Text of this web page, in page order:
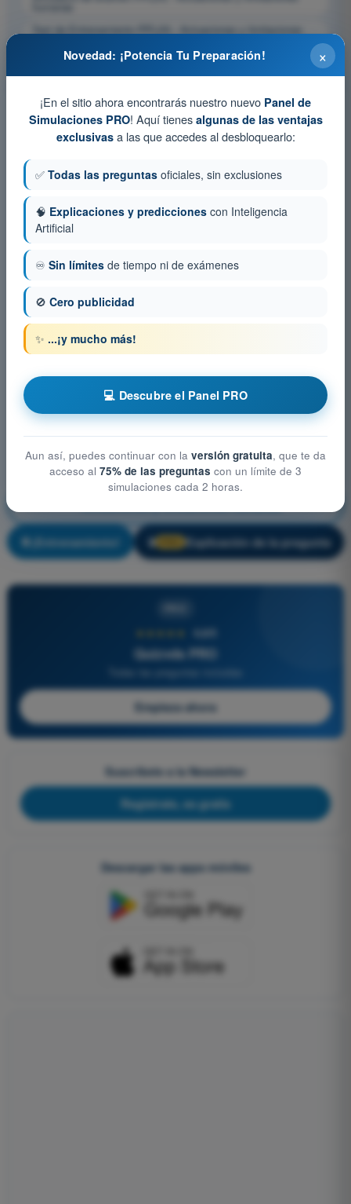
Test de Entrenamiento PPL(H) - Actuaciones y limitaciones
Examen en PDF PPL(H) - Actuaciones y limitaciones
humanas
¡Entrenamiento! 🔒 Explicación de la pregunta
4,6/5
Quizvds PRO
Empieza ahora
Suscríbete a la Newsletter
Regístrate, es gratis
Descargar las apps móviles
×
Novedad: ¡Potencia Tu Preparación!
¡En el sitio ahora encontrarás nuestro nuevo Panel de
Simulaciones PRO! Aquí tienes algunas de las ventajas
exclusivasa las que accedes al desbloquearlo:
✅ Todas las preguntas oficiales, sin exclusiones
🧠 Explicaciones y predicciones con Inteligencia
Artificial
♾️ Sin límites de tiempo ni de exámenes
🚫 Cero publicidad
✨ ...¡y mucho más!
💻 Descubre el Panel PRO
Aun así, puedes continuar con la versión gratuita, que te da
acceso al 75% de las preguntas con un límite de 3
simulaciones cada 2 horas.